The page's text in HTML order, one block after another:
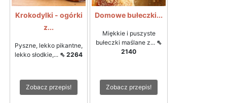
Krokodylki - ogórki
z...
Pyszne, lekko pikantne,
lekko słodkie,... ⇖ 2264
Zobacz przepis!
Domowe bułeczki...
Miękkie i puszyste
bułeczki maślane z... ⇖
2140
Zobacz przepis!